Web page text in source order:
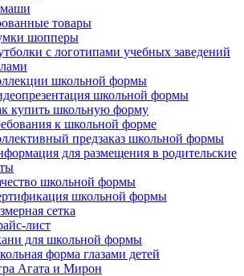
товары
шопперы
с логотипами учебных заведений
школьной формы
школьной формы
купить школьную форму
к школьной форме
предзаказ школьной формы
для размещения в родительские
школьной формы
школьной формы
сетка
лист
для школьной формы
форма глазами детей
Агата и Мирон